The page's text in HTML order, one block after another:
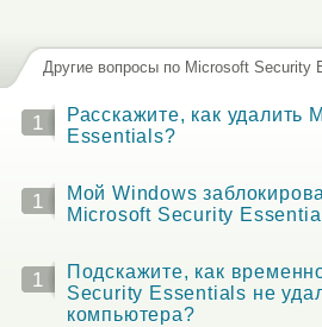
Другие вопросы по Microsoft Security
1
Расскажите, как удалить
Essentials?
1
Мой Windows
Microsoft Security
1
Подскажите, как
Security Essentials не
компьютера?